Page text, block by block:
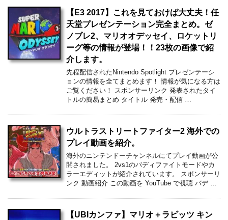
【E3 2017】これを見ておけば大丈夫！任
天堂プレゼンテーション完全まとめ。ゼ
ノブレ2、マリオオデッセイ、ロケットリ
ーグ等の情報が登場！！23枚の画像で紹
介します。
先程配信されたNintendo Spotlight プレゼンテーシ
ョンの情報を全てまとめます！ 情報が気になる方は
ご覧ください！ スポンサーリンク 発表されたタイ
トルの簡易まとめ タイトル 発売・配信 …
ウルトラストリートファイター2 海外での
プレイ動画を紹介。
海外のニンテンドーチャンネルにてプレイ動画が公
開されました。 2vs1のバディファイトモードやカ
ラーエディットが紹介されています。 スポンサーリ
ンク 動画紹介 この動画を YouTube で視聴 バデ …
【UBIカンファ】マリオ＋ラビッツ キン